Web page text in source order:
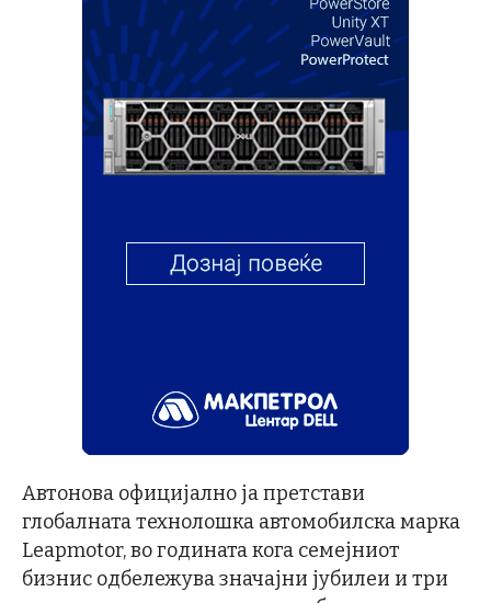
Автонова официјално ја претстави
глобалната технолошка автомобилска марка
Leapmotor, во годината кога семејниот
бизнис одбележува значајни јубилеи и три